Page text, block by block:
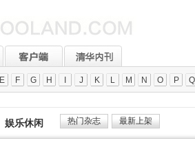
E F G H J K L M N O P Q
娱乐休闲 热门杂志 最新上架